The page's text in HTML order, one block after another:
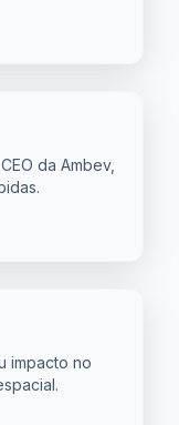
da Ambev,
impacto no